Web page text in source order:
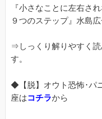
『小さなことに左右さ
９つのステップ』水島
⇒しっくり解りやすく
す。
◆【脱】オウト恐怖･パ
座はコチラから